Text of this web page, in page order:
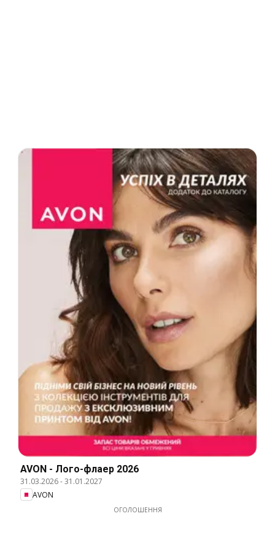
AVON - Лого-флаер 2026
31.03.2026-31.01.2027
AVON
ОГОЛОШЕННЯ